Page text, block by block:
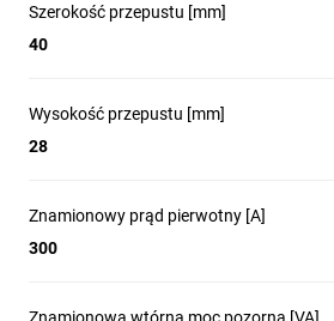
Szerokość przepustu [mm]
40
Wysokość przepustu [mm]
28
Znamionowy prąd pierwotny [A]
300